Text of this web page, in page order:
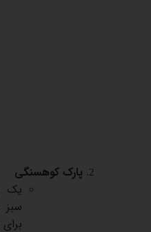
پارک کوهسنگی
یک
سبز
برای